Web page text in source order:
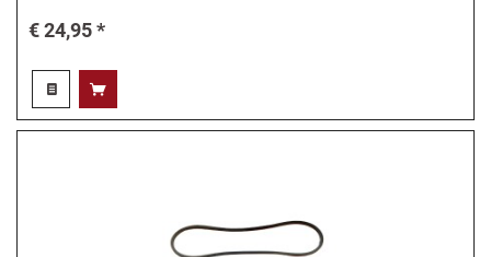
€ 24,95 *